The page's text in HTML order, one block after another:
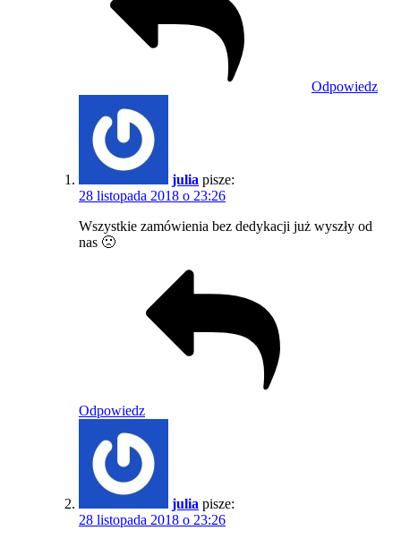
Odpowiedz
julia pisze:
28 listopada 2018 o 23:26
Wszystkie zamówienia bez dedykacji już wyszły od
nas 🙁
Odpowiedz
julia pisze:
28 listopada 2018 o 23:26